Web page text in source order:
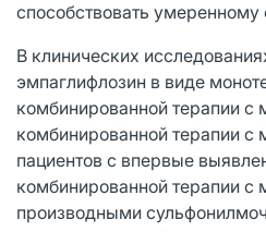
способствовать
В клинических
эмпаглифлозин в виде
комбинированной терапии
комбинированной терапии
пациентов с впервые
комбинированной терапии
производными